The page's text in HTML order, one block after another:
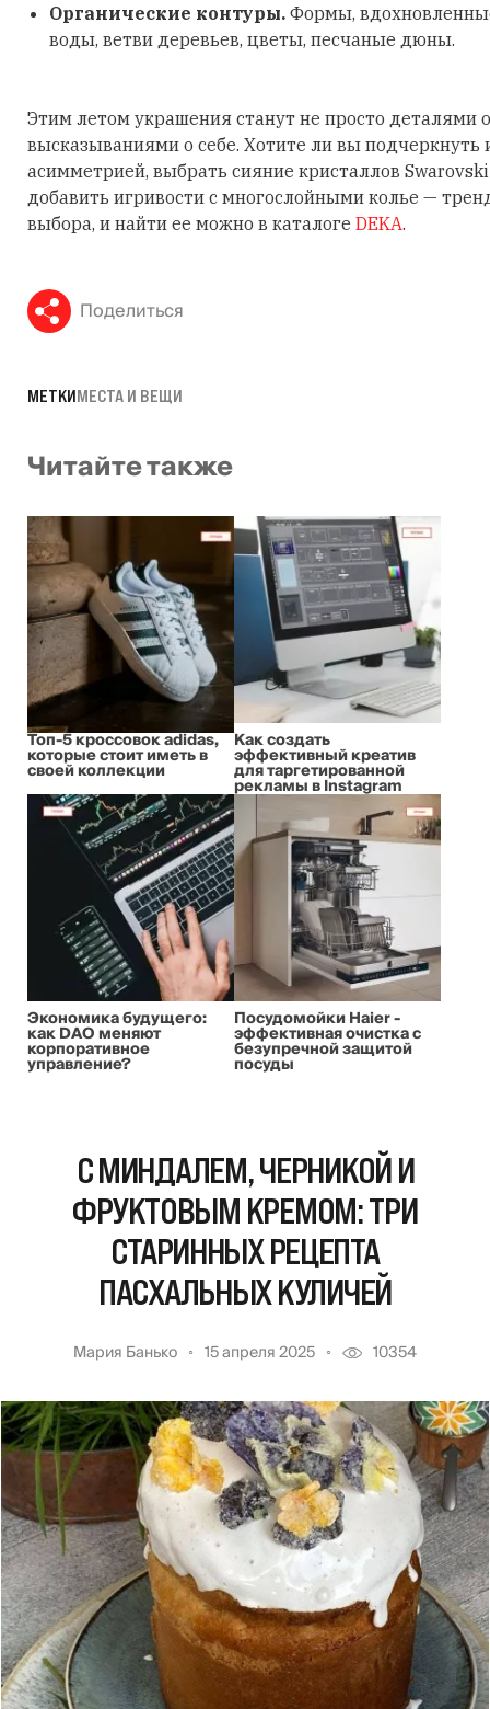
Органические контуры. Формы,
воды, ветви деревьев, цветы, песчаные дюны.
Этим летом украшения станут не просто деталями
высказываниями о себе. Хотите ли вы подчеркнуть
асимметрией, выбрать сияние кристаллов
добавить игривости с многослойными колье —
выбора, и найти ее можно в каталоге DEKA.
Поделиться
МЕТКИМЕСТА И ВЕЩИ
Читайте также
Топ-5 кроссовок adidas,
которые стоит иметь в
своей коллекции
Как создать
эффективный креатив
для таргетированной
рекламы в Instagram
Экономика будущего:
как DAO меняют
корпоративное
управление?
Посудомойки Haier -
эффективная очистка с
безупречной защитой
посуды
С МИНДАЛЕМ, ЧЕРНИКОЙ И
ФРУКТОВЫМ КРЕМОМ: ТРИ
СТАРИННЫХ РЕЦЕПТА
ПАСХАЛЬНЫХ КУЛИЧЕЙ
Мария Банько 15 апреля 2025 10354